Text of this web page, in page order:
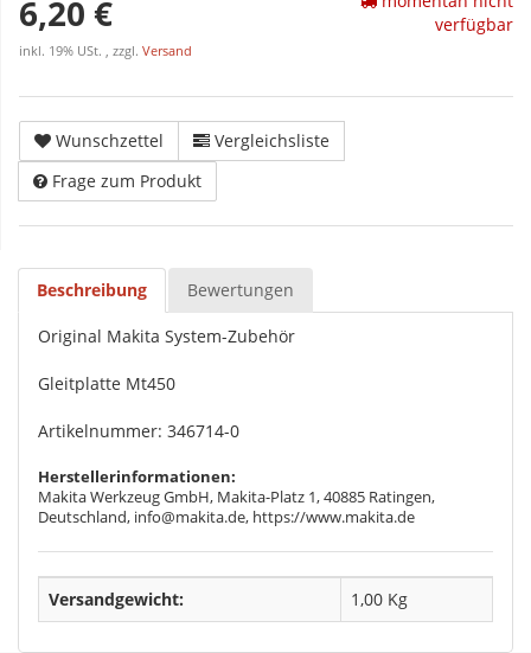
6,20 €
inkl. 19% USt. , zzgl. Versand
verfügbar
Wunschzettel
Vergleichsliste
Frage zum Produkt
Beschreibung Bewertungen
Original Makita System-Zubehör
Gleitplatte Mt450
Artikelnummer: 346714-0
Herstellerinformationen:
Makita Werkzeug GmbH, Makita-Platz 1, 40885 Ratingen,
Deutschland, info@makita.de, https://www.makita.de
Versandgewicht: 1,00 Kg